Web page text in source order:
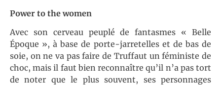
Power to the women
Avec son cerveau peuplé de fantasmes « Belle
Époque », à base de porte-jarretelles et de bas de
soie, on ne va pas faire de Truffaut un féministe de
choc, mais il faut bien reconnaître qu’il n’a pas tort
de noter que le plus souvent, ses personnages